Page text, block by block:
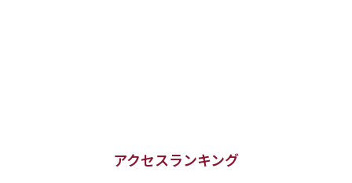
アクセスランキング